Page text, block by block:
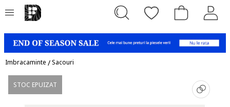
Imbracaminte /Sacouri
STOC EPUIZAT